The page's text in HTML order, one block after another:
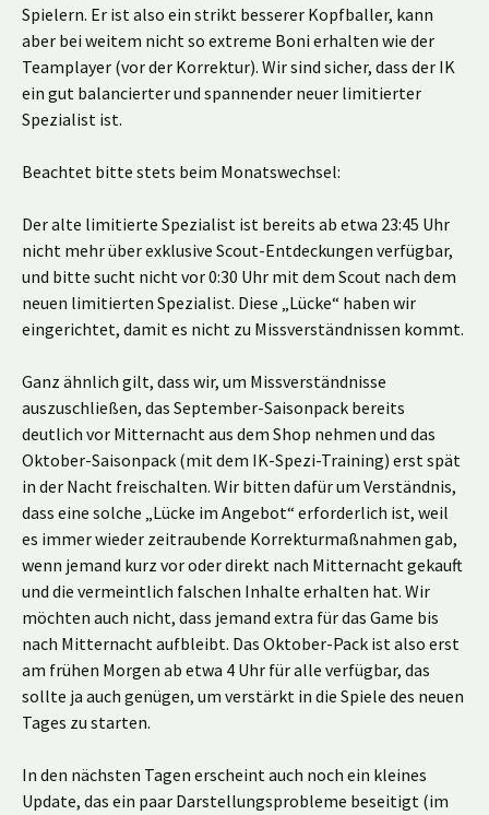
Spielern. Er ist also ein strikt besserer Kopfballer, kann
aber bei weitem nicht so extreme Boni erhalten wie der
Teamplayer (vor der Korrektur). Wir sind sicher, dass der IK
ein gut balancierter und spannender neuer limitierter
Spezialist ist.
Beachtet bitte stets beim Monatswechsel:
Der alte limitierte Spezialist ist bereits ab etwa 23:45 Uhr
nicht mehr über exklusive Scout-Entdeckungen verfügbar,
und bitte sucht nicht vor 0:30 Uhr mit dem Scout nach dem
neuen limitierten Spezialist. Diese „Lücke“ haben wir
eingerichtet, damit es nicht zu Missverständnissen kommt.
Ganz ähnlich gilt, dass wir, um Missverständnisse
auszuschließen, das September-Saisonpack bereits
deutlich vor Mitternacht aus dem Shop nehmen und das
Oktober-Saisonpack (mit dem IK-Spezi-Training) erst spät
in der Nacht freischalten. Wir bitten dafür um Verständnis,
dass eine solche „Lücke im Angebot“ erforderlich ist, weil
es immer wieder zeitraubende Korrekturmaßnahmen gab,
wenn jemand kurz vor oder direkt nach Mitternacht gekauft
und die vermeintlich falschen Inhalte erhalten hat. Wir
möchten auch nicht, dass jemand extra für das Game bis
nach Mitternacht aufbleibt. Das Oktober-Pack ist also erst
am frühen Morgen ab etwa 4 Uhr für alle verfügbar, das
sollte ja auch genügen, um verstärkt in die Spiele des neuen
Tages zu starten.
In den nächsten Tagen erscheint auch noch ein kleines
Update, das ein paar Darstellungsprobleme beseitigt (im